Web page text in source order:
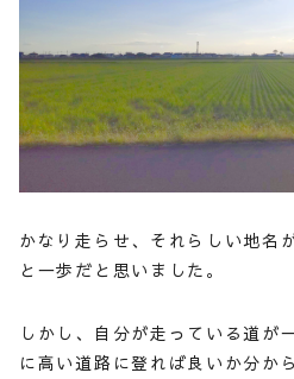
かなり走らせ、それらしい地名
と一歩だと思いました。
しかし、自分が走っている道が
に高い道路に登れば良いか分か